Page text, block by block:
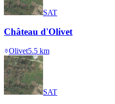
SAT
Château d'Olivet
Olivet5.5 km
SAT